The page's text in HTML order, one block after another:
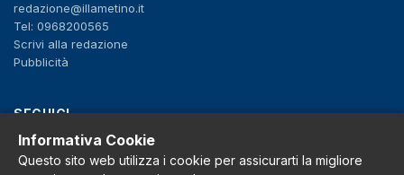
redazione@illametino.it
Tel: 0968200565
Scrivi alla redazione
Pubblicità
SEGUICI
f X IG YT
Informativa Cookie
Questo sito web utilizza i cookie per assicurarti la migliore